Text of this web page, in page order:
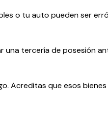
o tu auto pueden ser
tercería de posesión
Acreditas que esos